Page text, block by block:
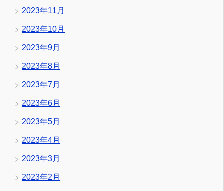
2023年11月
2023年10月
2023年9月
2023年8月
2023年7月
2023年6月
2023年5月
2023年4月
2023年3月
2023年2月